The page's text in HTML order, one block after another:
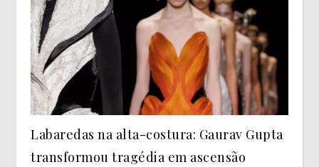
Labaredas na alta-costura: Gaurav Gupta
transformou tragédia em ascensão